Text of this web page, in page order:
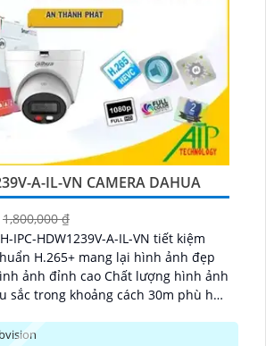
A-IL-VN CAMERA DAHUA
1,800,000 ₫
IPC-HDW1239V-A-IL-VN tiết kiệm
H.265+ mang lại hình ảnh đẹp
ảnh đỉnh cao Chất lượng hình ảnh
sắc trong khoảng cách 30m phù hợp